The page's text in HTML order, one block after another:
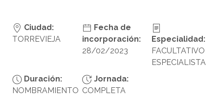
Ciudad:
TORREVIEJA
Fecha de
incorporación:
28/02/2023
Especialidad:
FACULTATIVO
ESPECIALISTA
Duración:
NOMBRAMIENTO
Jornada:
COMPLETA